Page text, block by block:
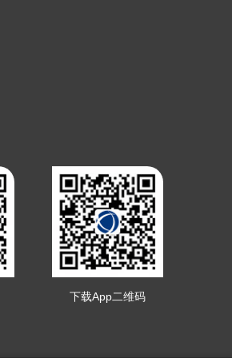
下载App二维码